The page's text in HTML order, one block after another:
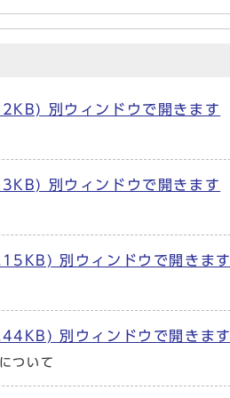
別ウィンドウで開きます
別ウィンドウで開きます
別ウィンドウで開きます
別ウィンドウで開きます
ついて